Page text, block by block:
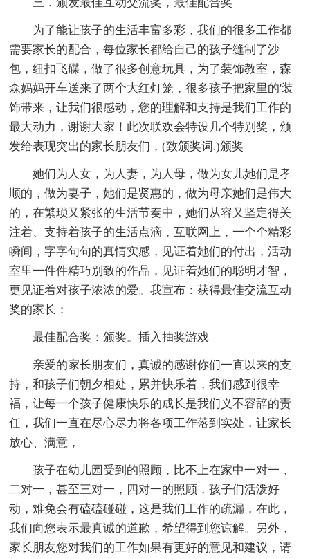
为了能让孩子的生活丰富多彩，我们的很多工作都
需要家长的配合，每位家长都给自己的孩子缝制了沙
包，纽扣飞碟，做了很多创意玩具，为了装饰教室，森
森妈妈开车送来了两个大红灯笼，很多孩子把家里的'装
饰带来，让我们很感动，您的理解和支持是我们工作的
最大动力，谢谢大家！此次联欢会特设几个特别奖，颁
发给表现突出的家长朋友们，(致颁奖词.)颁奖
她们为人女，为人妻，为人母，做为女儿她们是孝
顺的，做为妻子，她们是贤惠的，做为母亲她们是伟大
的，在繁琐又紧张的生活节奏中，她们从容又坚定得关
注着、支持着孩子的生活点滴，互联网上，一个个精彩
瞬间，字字句句的真情实感，见证着她们的付出，活动
室里一件件精巧别致的作品，见证着她们的聪明才智，
更见证着对孩子浓浓的爱。我宣布：获得最佳交流互动
奖的家长：
最佳配合奖：颁奖。插入抽奖游戏
亲爱的家长朋友们，真诚的感谢你们一直以来的支
持，和孩子们朝夕相处，累并快乐着，我们感到很幸
福，让每一个孩子健康快乐的成长是我们义不容辞的责
任，我们一直在尽心尽力将各项工作落到实处，让家长
放心、满意，
孩子在幼儿园受到的照顾，比不上在家中一对一，
二对一，甚至三对一，四对一的照顾，孩子们活泼好
动，难免会有磕磕碰碰，这是我们工作的疏漏，在此，
我们向您表示最真诚的道歉，希望得到您谅解。另外，
家长朋友您对我们的工作如果有更好的意见和建议，请